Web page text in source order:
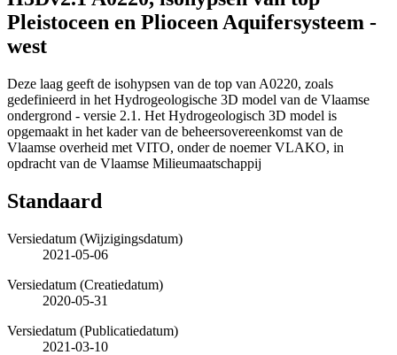
Pleistoceen en Plioceen Aquifersysteem -
west
Deze laag geeft de isohypsen van de top van A0220, zoals
gedefinieerd in het Hydrogeologische 3D model van de Vlaamse
ondergrond - versie 2.1. Het Hydrogeologisch 3D model is
opgemaakt in het kader van de beheersovereenkomst van de
Vlaamse overheid met VITO, onder de noemer VLAKO, in
opdracht van de Vlaamse Milieumaatschappij
Standaard
Versiedatum (Wijzigingsdatum)
2021-05-06
Versiedatum (Creatiedatum)
2020-05-31
Versiedatum (Publicatiedatum)
2021-03-10